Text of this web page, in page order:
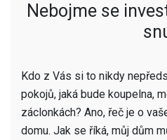
Nebojme se
Kdo z Vás si to nikdy
pokojů, jaká bude koupelna,
záclonkách? Ano, řeč je o
domu. Jak se říká, můj dům